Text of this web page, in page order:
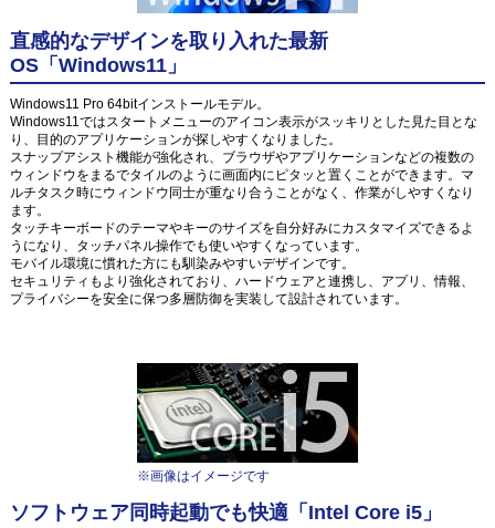
直感的なデザインを取り入れた最新
OS「Windows11」
Windows11 Pro 64bitインストールモデル。
Windows11ではスタートメニューのアイコン表示がスッキリとした見た目とな
り、目的のアプリケーションが探しやすくなりました。
スナップアシスト機能が強化され、ブラウザやアプリケーションなどの複数の
ウィンドウをまるでタイルのように画面内にピタッと置くことができます。マ
ルチタスク時にウィンドウ同士が重なり合うことがなく、作業がしやすくなり
ます。
タッチキーボードのテーマやキーのサイズを自分好みにカスタマイズできるよ
うになり、タッチパネル操作でも使いやすくなっています。
モバイル環境に慣れた方にも馴染みやすいデザインです。
セキュリティもより強化されており、ハードウェアと連携し、アプリ、情報、
プライバシーを安全に保つ多層防御を実装して設計されています。
※画像はイメージです
ソフトウェア同時起動でも快適「Intel Core i5」